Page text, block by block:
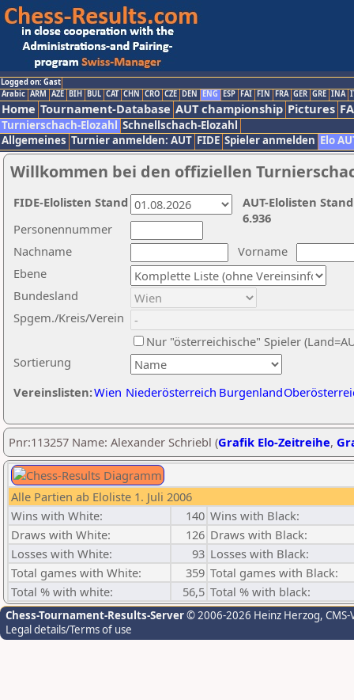
Logged on: Gast
Arabic ARM AZE BIH BUL CAT CHN CRO CZE DEN ENG ESP FAI FIN FRA GER GRE INA
Home Tournament-Database AUT championship Pictures
Turnierschach-Elozahl Schnellschach-Elozahl
Allgemeines Turnier anmelden: AUT FIDE Spieler anmelden Elo
Willkommen bei den offiziellen
Nachname
Vorname
Ebene
Sortierung
Personennummer
Bundesland
Spgem./Kreis/Verein
Nur "österreichische" Spieler
Vereinslisten:Wien Niederösterreich Burgenland
AUT-Elolisten
6.936
FIDE-Elolisten Stand
Pnr:113257 Name: Alexander Schriebl (Grafik Elo-Zeitreihe,
Alle Partien ab Eloliste 1. Juli 2006
Wins with White:
140 Wins with Black:
Draws with White:
126 Draws with Black:
Losses with White:
93 Losses with Black:
Total games with White:
359 Total games with Black:
Total % with white:
56,5 Total % with black:
Chess-Tournament-Results-Server© 2006-2026 Heinz Herzog,
Legal details/Terms of use